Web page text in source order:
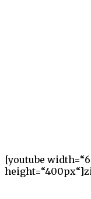
[youtube